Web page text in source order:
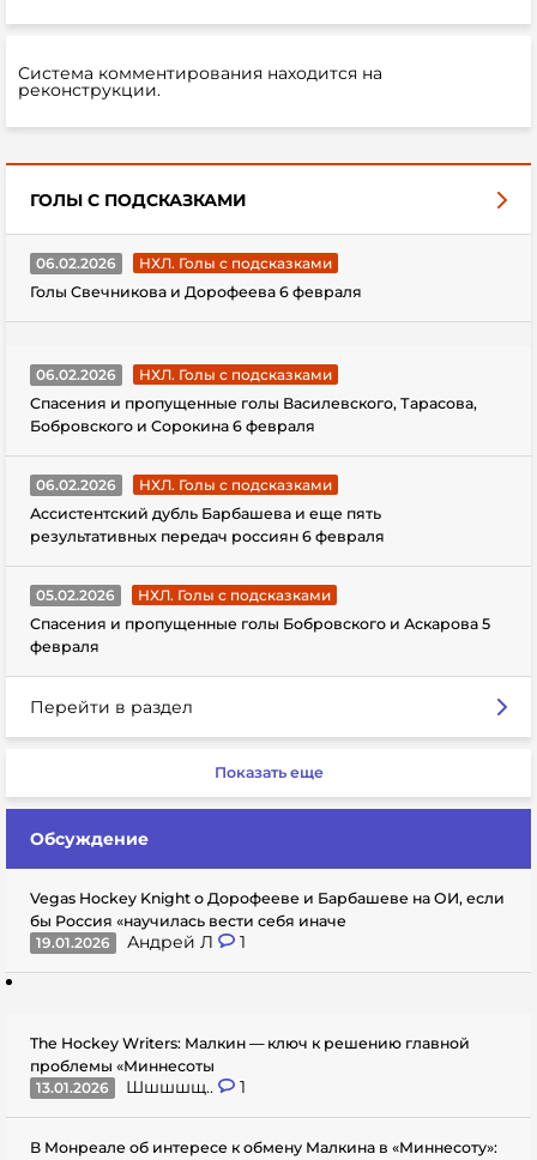
Система комментирования находится на
реконструкции.
ГОЛЫ С ПОДСКАЗКАМИ
06.02.2026
НХЛ. Голы с подсказками
Голы Свечникова и Дорофеева 6 февраля
06.02.2026
НХЛ. Голы с подсказками
Спасения и пропущенные голы Василевского, Тарасова,
Бобровского и Сорокина 6 февраля
06.02.2026
НХЛ. Голы с подсказками
Ассистентский дубль Барбашева и еще пять
результативных передач россиян 6 февраля
05.02.2026
НХЛ. Голы с подсказками
Спасения и пропущенные голы Бобровского и Аскарова 5
февраля
Перейти в раздел
Показать еще
Обсуждение
Vegas Hockey Knight о Дорофееве и Барбашеве на ОИ, если
бы Россия «научилась вести себя иначе
19.01.2026
Андрей Л 1
The Hockey Writers: Малкин — ключ к решению главной
проблемы «Миннесоты
13.01.2026
Шшшшщ.. 1
В Монреале об интересе к обмену Малкина в «Миннесоту»: